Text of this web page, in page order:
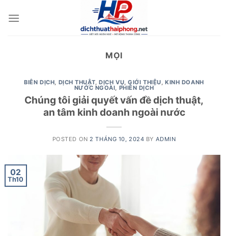
MỌI
BIÊN DỊCH, DỊCH THUẬT,DỊCH VỤ,GIỚI THIỆU,KINH DOANH
NƯỚC NGOÀI, PHIÊN DỊCH
Chúng tôi giải quyết vấn đề dịch thuật,
an tâm kinh doanh ngoài nước
POSTED ON 2 THÁNG 10, 2024 BY ADMIN
02
Th10